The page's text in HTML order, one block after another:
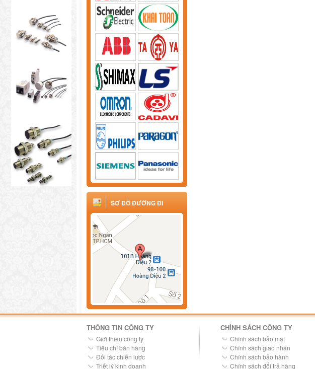
SƠ ĐỒ ĐƯỜNG ĐI
THÔNG TIN CÔNG TY
Giới thiệu công ty
Tiêu chí bán hàng
Đối tác chiến lược
Triết lý kinh doanh
CHÍNH SÁCH CÔNG TY
Chính sách bảo mật
Chính sách giao nhận
Chính sách bảo hành
Chính sách đổi trả hàng